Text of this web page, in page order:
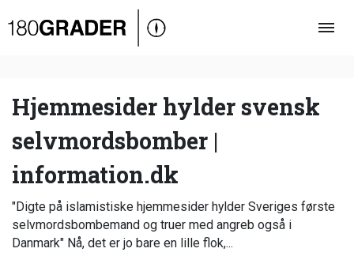
Oversigt
Debat
Video
Podcast
Hjemmesider hylder svensk
selvmordsbomber |
information.dk
"Digte på islamistiske hjemmesider hylder Sveriges første
selvmordsbombemand og truer med angreb også i
Danmark" Nå, det er jo bare en lille flok,...